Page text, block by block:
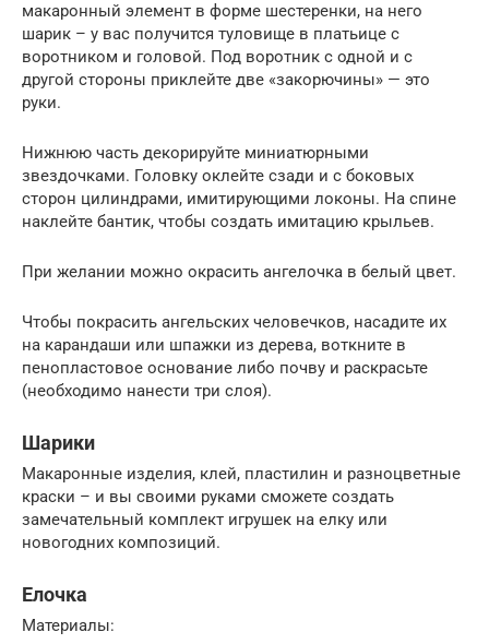
макаронный элемент в форме шестеренки, на него
шарик – у вас получится туловище в платьице с
воротником и головой. Под воротник с одной и с
другой стороны приклейте две «закорючины» — это
руки.
Нижнюю часть декорируйте миниатюрными
звездочками. Головку оклейте сзади и с боковых
сторон цилиндрами, имитирующими локоны. На спине
наклейте бантик, чтобы создать имитацию крыльев.
При желании можно окрасить ангелочка в белый цвет.
Чтобы покрасить ангельских человечков, насадите их
на карандаши или шпажки из дерева, воткните в
пенопластовое основание либо почву и раскрасьте
(необходимо нанести три слоя).
Шарики
Макаронные изделия, клей, пластилин и разноцветные
краски – и вы своими руками сможете создать
замечательный комплект игрушек на елку или
новогодних композиций.
Елочка
Материалы: